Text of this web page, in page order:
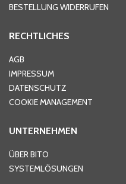
Ort*
Telefon
BESTELLUNG WIDERRUFEN
RECHTLICHES
AGB
IMPRESSUM
DATENSCHUTZ
COOKIE MANAGEMENT
UNTERNEHMEN
ÜBER BITO
SYSTEMLÖSUNGEN